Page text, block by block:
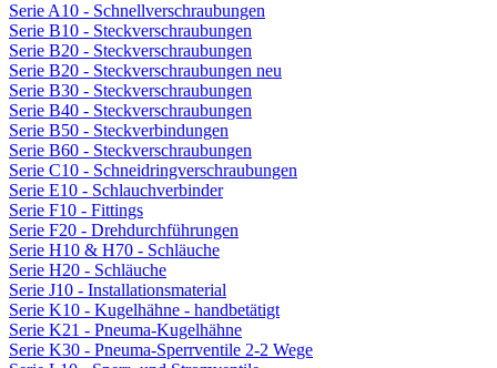
Serie A10 - Schnellverschraubungen
Serie B10 - Steckverschraubungen
Serie B20 - Steckverschraubungen
Serie B20 - Steckverschraubungen neu
Serie B30 - Steckverschraubungen
Serie B40 - Steckverschraubungen
Serie B50 - Steckverbindungen
Serie B60 - Steckverschraubungen
Serie C10 - Schneidringverschraubungen
Serie E10 - Schlauchverbinder
Serie F10 - Fittings
Serie F20 - Drehdurchführungen
Serie H10 & H70 - Schläuche
Serie H20 - Schläuche
Serie J10 - Installationsmaterial
Serie K10 - Kugelhähne - handbetätigt
Serie K21 - Pneuma-Kugelhähne
Serie K30 - Pneuma-Sperrventile 2-2 Wege